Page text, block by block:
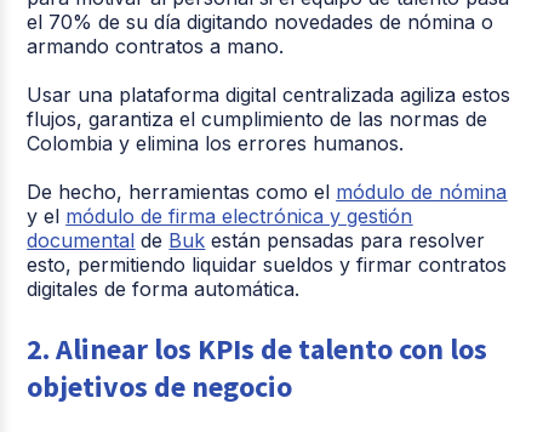
en distintos
lugares y datos
desorganizados.
de beneficios.
empleados de
forma automática.
Manejo
Apagar incendios:
Se buscan
soluciones legales
o se piden
asesorías jurídicas
cuando la
problema laboral
Cumplimiento
preventivo: Se
auditan los
procesos
siempre está
el 70% de su día digitando novedades de nómina o
armando contratos a mano.
Usar una plataforma digital centralizada agiliza estos
flujos, garantiza el cumplimiento de las normas de
Colombia y elimina los errores humanos.
De hecho, herramientas como el módulo de nómina
y el módulo de firma electrónica y gestión
documental de Buk están pensadas para resolver
esto, permitiendo liquidar sueldos y firmar contratos
digitales de forma automática.
2. Alinear los KPIs de talento con los
objetivos de negocio